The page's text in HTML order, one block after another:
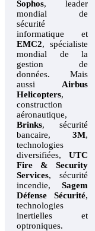
Sophos, leader
mondial de
sécurité
informatique et
EMC2, spécialiste
mondial de la
gestion de
données. Mais
aussi Airbus
Helicopters,
construction
aéronautique,
Brinks, sécurité
bancaire, 3M,
technologies
diversifiées, UTC
Fire & Security
Services, sécurité
incendie, Sagem
Défense Sécurité,
technologies
inertielles et
optroniques.